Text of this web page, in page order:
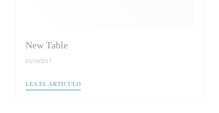
New Table
03/10/2017
LEA EL ARTICULO((ABRE EN UNA NUEVA VENTANA))